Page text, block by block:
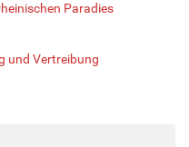
Paradies
und Vertreibung